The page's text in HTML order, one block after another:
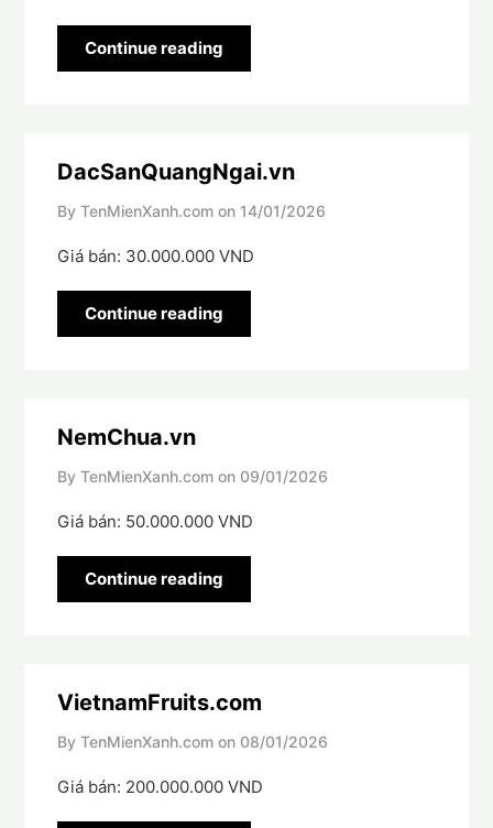
Continue reading
DacSanQuangNgai.vn
By TenMienXanh.com on 14/01/2026
Giá bán: 30.000.000 VND
Continue reading
NemChua.vn
By TenMienXanh.com on 09/01/2026
Giá bán: 50.000.000 VND
Continue reading
VietnamFruits.com
By TenMienXanh.com on 08/01/2026
Giá bán: 200.000.000 VND